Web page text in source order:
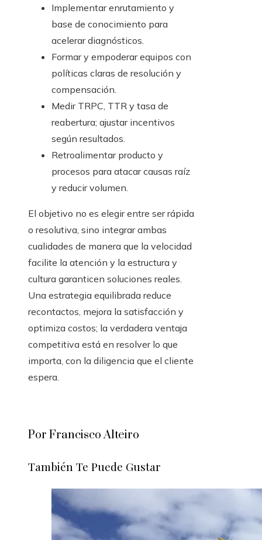
Implementar enrutamiento y
base de conocimiento para
acelerar diagnósticos.
Formar y empoderar equipos con
políticas claras de resolución y
compensación.
Medir TRPC, TTR y tasa de
reabertura; ajustar incentivos
según resultados.
Retroalimentar producto y
procesos para atacar causas raíz
y reducir volumen.
El objetivo no es elegir entre ser rápida
o resolutiva, sino integrar ambas
cualidades de manera que la velocidad
facilite la atención y la estructura y
cultura garanticen soluciones reales.
Una estrategia equilibrada reduce
recontactos, mejora la satisfacción y
optimiza costos; la verdadera ventaja
competitiva está en resolver lo que
importa, con la diligencia que el cliente
espera.
Por Francisco Alteiro
También Te Puede Gustar